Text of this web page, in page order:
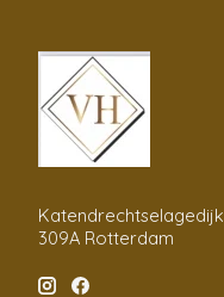
Katendrechtselagedijk
309A Rotterdam